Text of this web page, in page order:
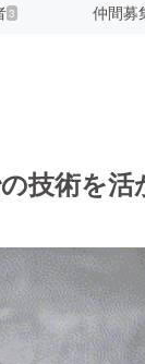
3 仲間募
技術を